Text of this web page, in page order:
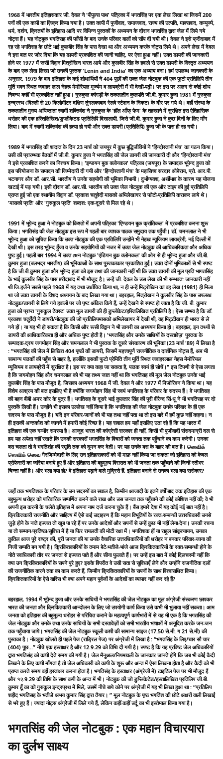
1968 में भारतीय इतिहासकार जी. देवल ने 'पीपुल्स पाथ' पत्रिका में भगतसिंह पर एक लेख लिखा था जिसमें 200
पनों की एक कापी का ज़िक्र किया गया है। उक्त कापी में पूजीवाद, समाजवाद, राज्य की उत्पति, माक्सवाद, कम्युर्ज्म,
धर्म, दर्शन, क्रितयों के इतिहास आदि पर विभिन्न पुस्तकों के अध्ययन के दौरान भगतसिंह द्वारा जेल में लिये गये
नोट्स हैं। यह नोट्बुक भगतिसह की फाँसी के बाद उनके परिवार वालों को सौंप दी गयी थी। देवल ने इसे फ्रीदाबाद में
रह रहे भगतिसह के छोटे भाई कुलबीर सिंह के पास देखा था और अभ्ययन करके नोट्स लिये थे। अपने लेख में देवल
ने इस बात पर जोर दिया कि यह डायरी प्रकाशित की जानी चाहिए, पर ऐसा हुआ नहीं। उक्त डायरी की जानकारी
होने पर 1977 में रूसी विद्वान मित्रोखिन भारत आये और कुलबीर सिंह के हवाले से उक्त डायरी के विस्तृत अध्ययन
के बाद एक लेख लिखा जो उनकी पुस्तक 'Lenin and India' का एक अध्याय बना। हमं उपलब्ध जानकारी के
अनुसार, 1979 के बाद इतिहास के कई शोधार्थियों ने 404 पूछों की उक्त जेल नोटबुक की एक फुटो प्रतिलिपि तीन
मूर्ति भवन स्थित जवाहर लाल नेहरू मेमोरियल मूर्ज्यम व लायब्रेरी में भी देखी-पढ़ी। पर इस पर अलग से कोई शोध
निबन्ध कहीं भी प्रकाशित नहीं हुआ। गुरुकुल कांगड़ी के तकलातीन कुलपति जी.बी. कुमार हुजा 1981 में गुरुकुल
इन्द्रस्थ (दिल्ली से 20 किलोमीटर दक्षिण तुंगलकाबाद रेलवे स्टेशन के निकट) के दौर पर गये थे। वहाँ संस्था के
तकलातीन मुख्य अधिष्ठाता स्वामी शक्तिवंश ने गुरुकुल के 'हॉल आँफ् फेम' के तहखाने में सुरक्षित इस ऐतिहासिक
धरोहर की एक हस्तिलिखित/डुप्लीकेटड प्रतिलिपि दिखलायी, जिसे जी.बी. कुमार हुजा ने कुछ दिनों के लिए माँग
लिया। बाद में स्वामी शक्तिवंश की हत्या हो गयी और उक्त डायरी (प्रतिलिपि) हुजा जी के पास ही रह गयी।
1989 में भगतसिंह की शादात के दिन 23 मार्च को जयपुर में कुछ बुद्धिजीवियों ने 'हिन्दोस्तानी मंच' का गठन किया।
उसी की प्रारम्भक बैठकों में जी.बी. कुमार हुजा ने भगतसिंह की जेल डायरी की जानकारी दी और 'हिन्दोस्तानी मंच'
ने इसे प्रकाशित करने का निश्चय किया। 'इण्डयन बुक क्लोनकल' पत्रिका (जयपुर) के समादक भूपेन्द हुजा को
इस परियोजना के समादन की जिम्मेदारी दी गयी और 'हिन्दोस्तानी मंच' के महासिच्व सरदार ओबेराय, प्रो. आर.पी.
भटनागर और डॉ. आर.सी. भारतीय ने उनके सहयोगी की भूमिका निभायी। दुर्भोग्यवश, अर्थीभाव के कारण यह योजना
खटाई में पड़ गयी। इसी दौरान डॉ. आर.सी. भारतीय को उक्त जेल नोटबुक की एक और टाइप की हुई प्रतिलिपि
प्राप्त हुई जो एक स्थानीय विद्वान डॉ. प्रकाश चतुवेदी मासको अभिलेखागर से फोटो-प्रतिलिपि कराकर लाये थे।
'मासको प्रति' और 'गुरुकुल प्रति' शब्दश: एक-दूसरे से मिल रहे थे।
1991 में भूपेन्द हुआ ने नोटबुक को किश्तो में अपनी पत्रिका 'एिण्डयन बुक क्रांतिकल' में प्रकाशित करना शुरू
किया। भगतिसंह की जेल नोटबुक इस रूप में पहली बार व्यापक पाठक समुदाय तक पहुँची। डॉ. चमनलाल ने भी
भूपेन्द हुआ को सूचित किया कि उक्त नोटबुक की एक प्रतिलिपि उन्होंने भी नेहख म्यूजियम लायब्रेरी, नई दिल्ली में
देखी थी। इस तरह भूपेन्द हुँजा व उनके सहयोगियों की नजर में उक्त जेल नोटबुक की आधिकारिकता और अधिक
पुष्ट हुई। पहली बार 1994 में उक्त জেन नोटबुक 'एंडियन बुक क्लोनकल' की ओर से ही भूपेन्द हुजा और जी.बी.
कुमार हुजा (बलभद्र भारतीय) की भूमिकाओं के साथ पुस्तकाकार प्रकाशित हुई। उक्त दोनों भूमिकाओं से भी स्पष्ट
है कि जी.बी.कुमार हुजा और भूपेन्द हुजा को इस तथा की जानकारी नहीं थी कि उक्त डायरी की मूल प्रति भागतसिंह
के भाई कुलबीर सिंह के पास फ़्रीदाबाद में भी मौजूद है। उन्हें जी. देवल के उस लेख की भी सम्भवत: जानकारी नहीं
थी जि-हर्जने सबसे पहले 1968 में यह तथा उर्धाचित किया था, न ही उन्हें मिट्रोखिन का वह लेख (1981) ही मिला
था जो उक्त डायरी के विशद अध्ययन के बाद लिखा गया था। बहरहाल, मित्रोखन ने कुलबीर सिंह के पास उपलब्ध
नोटबुक/डायरी से लिये गये हवालों पर जो पृष्ट अंकित किये हैं, उन्हें देखने से स्पष्ट हो जाता है कि जी. बी. कुमार
हुजा को प्राप्त 'गुरुकुल टेक्स्ट' उक्त मूल डायरी की ही डुप्लोकेट/हस्तिलिखित प्रतिलिपि है। ऐसा सम्भव है कि डॉ.
प्रकाश चतुर्वेदी ने डायरी/नोटबुक की जो प्रतिलिपमासको अभिलेखागर में देखी थी, वह मिट्टीखन ही भारत से ले
गये हों। या यह भी हो सकता है कि किसी और रूसी विद्वान ने भी डायरी का अध्ययन किया हो। बहरहाल, इन तथ्यों से
डायरी की आधिकारिकता ही और अधिक पुष्ट होती है। 'भगतसिंह और उनके साधियों के दस्तावेज़' पुस्तक के
सम्पादक-द्रय जगमोहन सिंह और चमनलाल ने भी पुस्तक के दूसरे संस्कारण की भूमिका (23 मार्च '89) में लिखा है
: “भगतसिंह की जेल में लिखित 404 पृष्ठों की डायरी, जिसमें महत्त्वपूर्ण राजनीतिक व दार्शनिक नोट्स हैं, अब भी
सामान्य पाठकों की पहुँच से बाहर है, हालाँकि इसकी फुटो प्रेमिति तीन मूर्ति स्थित जवाहरलाल नेहस मेमोरियल
म्यूजियम व लायब्रेरी में सुरक्षित है। इस पर क्या कहा जा सकता है, पाठक स्वयं ही सोचें।" इस टिपणी से ऐसा लगता
है कि जगमोहन सिंह और चमनलाल को भी यह तथ्य जात नहीं था कि भगतिसह की मूल जेल नोटबुक उनके भाई
कुलबीर सिंह के पास मौजूद है, जिसका अध्ययन 1968 में जी. देवल ने और 1977 में मिजोरिवन ने किया था। यह
विशेष आश्रय की बात इसलिए भी है क्योंकि जगमोहन सिंह भी स्वयं भगतिसह के परिवार के सदस्य हैं। वे भगतिसह
की बहन बीबी अमर कोर के पुत्र हैं। भगतिसह के दूसरे भाई कुलतार सिंह की पुरी वीरैन्द सिं-धू ने भी भगतिसह पर दो
पुस्तकें लिखी हैं। उन्होंने भी इसका उल्लेख नहीं किया है कि भगतिसह की जेल नोटबुक उनके परिवार के ही एक
सदस्य के पास मौजूद है। यदि इन परिवार-जानों को भी यह तथा नहीं पता था तो इस बारे में हमें कुछ नहीं कहना। न
ही इसकी अन्तर्काश को जानने में हमारी कोई रिच्छ है। यह सवाल हम यहाँ इसलिए उठा रहे हैं कि यह भारत में
इतिहास की एक गम्भीर समस्या है। आजूद भारत की कांग्रेसी सरकार ही नहीं, किसी भी पूजीवादी संसदमाग्री दल से
हम यह अपेक्षा नहीं रखते कि उनकी सरकारों भगतसिंह के विचारों को जनता तक पहुँचाने का काम करेगी। उनका
बस चलता तो वे भगतिशंह की स्मृति तक को दूमन कर देती। पर यह उनके बस के बाहर की बात है। ஸெவிக்
ஸெவிக் ஸெவ गैरजिम्मेदारी के लिए उन इतिहासकारों को भी माफ़ नहीं किया जा सकता जो इतिहास को केवल
प्रोफेसरी का जरिया बनाये हुए हैं और इतिहास की बहुमूल्य विरासत को भी जनता तक पहुँचाने की जिन्हें रतीभर
चिन्ता नहीं है। और भला क्या हो? वे इतिहास पढ़ाने वाले मुद्रिसे हैं, इतिहास बनाने से उनका भला क्या सरोकार?
जहाँ तक भगतिशक के परिवार के उन सदस्यों का सवाल है, जिम्बीन आजादी के इतने वर्षों बाद तक इतिहास की एक
बहुमूल्य धरोहर को पारिवारिक सम्पर्णित करने वाले राख और उस जनता तक पहुँचाने की कोई कोशिश नहीं की; वे भी
अपनी इस करनी के चलेते इतिहास में अपना नाम दर्ज करना चुके हैं। बैंस हमारे देश में यह कोई नई बात नहीं है।
क्रिकितकारी राजनीति और साहित्य में ऐसे कई उदाहरण हैं कि महान विभूतियों के रक्त-सम्बन्धी उत्तरधिकारी उनसे
जुड़े होने के नाते इज्जत तो खूब पा रहे हैं पर उनके आदेशों और सपनों से उन्हें कुछ भी नहीं लेना-देना। उनकी रचना
या तो सम्मान-प्रतिष्ठा-सुविधा में है या फिर रायलती की मोटी रक्षा में। भगतिशक हों या राहुल सांकृत्यायन, उनका
कुतिल आज पूरे राष्ट्र की, पूरी जनता की या उनके वैचारिक उत्तरधिकारियों की धरोहर न बनकर परिवार-जाना की
निजी सम्पति बन गयी है। क्रिकितकारियों के तमाम बेटे-भतीजे-भांजे आज क्रिकितकारियों के रक्त-सम्बन्धी होने के
नोते स्वाधिकारी तौर पर जनता से इज्जत पाते हैं और सीना फुलाते हैं। पर उन्हें इस बात में कोई दिलचस्मी नहीं कि
क्या उन क्रिकितकारियों के सपने पूरे हुए? इसके विपरीत वे उसी सता से सुविधाएँ लेने और उन्होंने राजनीतिक दलों
की राजनीतिक करने तक का काम करते हैं, जिम्बीन क्रिकितकारियों के सपनों के साथ विश्वासधित किया।
क्रिकितकारियों के ऐसे वारिस भी क्या अपने महान पूर्वजों के आदेशों का व्यापार नहीं कर रहे हैं?
बहरहाल, 1994 में भूपेन्द हुजा और उनके साधियों ने भगतसिंह की जेल नोटबुक का मूल अंग्रेजी संस्करण छापकर
भारत की जनता और क्रिकितकारी आन्दोलन के लिए जो उपयोगी कार्य किया उसे कभी भी भुलाया नहीं सकता। आम
जनता को इतिहास की बहुमूल्य धरोहर से परिचित कराने के महत्वपूर्ण कार्यभारों में से यह भी एक है कि भगतसिंह की
जेल नोटबुक और उनके तथा उनके साधियों के सभी दस्तावेज़ों को सभी भारतीय भाषाओं में अनूदित करके जन-जन
तक पहुँचाया जाये। भगतसिंह की जेल नोटबुक स्कूली कापी की सामान्य साइज (17.50 से.मी. ग 21 से.मी) की
पुस्तका है। नोटबुक खोलते ही पहले पेज (राड्रिल पेज) पर अंग्रेजी में लिखा है : “भगतसिंह के लिए/चार सौ चार
(404) पूछ...” नीचे एक हस्ताक्षर है और 12.9.29 को तिथि दी गयी है। स्पष्ट है कि यह प्रविष्ट जेल अधिकारियों
द्वारा भगतिसंह को कापी देते समय की गयी है। जेल मैनुअल/नियमावली के जानकार जानते होंगे कि जब भी कोई कैदी
लिखने के लिए कापी माँगता है तो जेल अधिकारी को कापी के शुरू और अन्त में ऐसा लिखना होता है और कैदी को भी
प्राप्त करते समय वहाँ हस्ताक्षर करना होता है। भगतिसंह के हस्ताक्षर (अंग्रेजी में) टाइटिल पेज पर भी मौजूद हैं
और १२.9.29 की तिथि के साथ कपी के अन्त में भी। नोटबुक की जो डुप्लिकेटेड/हस्तालिखित प्रतिलिप जी.बी.
कुमार हूँ का को गुरुकुल इन्द्रप्रथ में मिले, उसमें नीचे बाये कोने पर अंग्रेजी में यह भी लिखा हुआ था : “प्रतिलिप
शहीद भगतिसह के भतीजे अभय कुमार सिंह द्वारा तैयार। ” मूल नोटबुक के पृष्ठ भगतिंश की छोटे अक्षरों वाली लिखाई
से भरे हुए हैं। ज्यादा नोट्स अंग्रेजी में लिले गये हैं, लेकिन कहीं-कहीं उर्दू का भी इस्तेमाल किया गया है।
भगतसिंह की जेल नोटबुक : एक महान विचारयारा
का दुर्लभ साक्ष्य